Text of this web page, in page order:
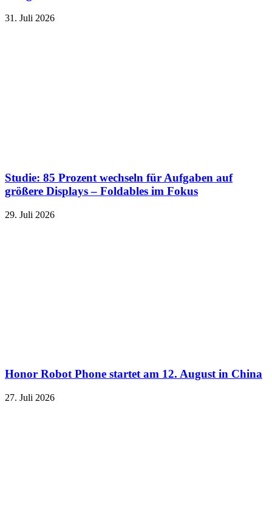
31. Juli 2026
Studie: 85 Prozent wechseln für Aufgaben auf
größere Displays – Foldables im Fokus
29. Juli 2026
Honor Robot Phone startet am 12. August in China
27. Juli 2026